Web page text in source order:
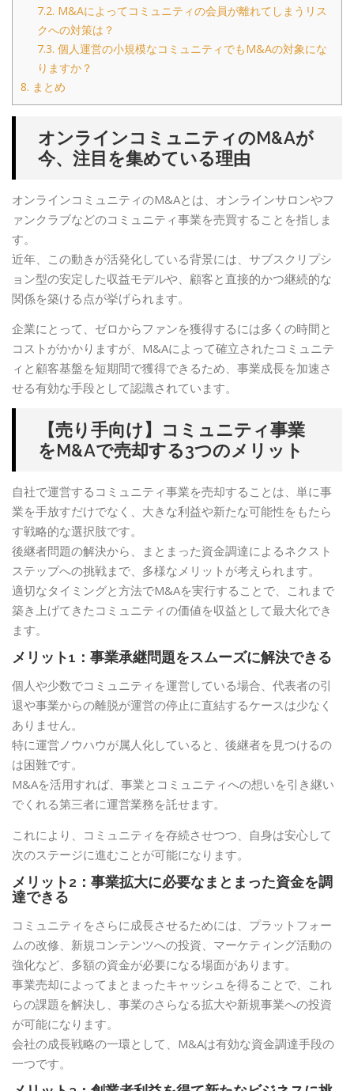
7.2. M&Aによってコミュニティの会員が離れてしまうリス
クへの対策は？
7.3. 個人運営の小規模なコミュニティでもM&Aの対象にな
りますか？
8. まとめ
オンラインコミュニティのM&Aが
今、注目を集めている理由
オンラインコミュニティのM&Aとは、オンラインサロンやフ
ァンクラブなどのコミュニティ事業を売買することを指しま
す。
近年、この動きが活発化している背景には、サブスクリプシ
ョン型の安定した収益モデルや、顧客と直接的かつ継続的な
関係を築ける点が挙げられます。
企業にとって、ゼロからファンを獲得するには多くの時間と
コストがかかりますが、M&Aによって確立されたコミュニテ
ィと顧客基盤を短期間で獲得できるため、事業成長を加速さ
せる有効な手段として認識されています。
【売り手向け】コミュニティ事業
をM&Aで売却する3つのメリット
自社で運営するコミュニティ事業を売却することは、単に事
業を手放すだけでなく、大きな利益や新たな可能性をもたら
す戦略的な選択肢です。
後継者問題の解決から、まとまった資金調達によるネクスト
ステップへの挑戦まで、多様なメリットが考えられます。
適切なタイミングと方法でM&Aを実行することで、これまで
築き上げてきたコミュニティの価値を収益として最大化でき
ます。
メリット1：事業承継問題をスムーズに解決できる
個人や少数でコミュニティを運営している場合、代表者の引
退や事業からの離脱が運営の停止に直結するケースは少なく
ありません。
特に運営ノウハウが属人化していると、後継者を見つけるの
は困難です。
M&Aを活用すれば、事業とコミュニティへの想いを引き継い
でくれる第三者に運営業務を託せます。
これにより、コミュニティを存続させつつ、自身は安心して
次のステージに進むことが可能になります。
メリット2：事業拡大に必要なまとまった資金を調
達できる
コミュニティをさらに成長させるためには、プラットフォー
ムの改修、新規コンテンツへの投資、マーケティング活動の
強化など、多額の資金が必要になる場面があります。
事業売却によってまとまったキャッシュを得ることで、これ
らの課題を解決し、事業のさらなる拡大や新規事業への投資
が可能になります。
会社の成長戦略の一環として、M&Aは有効な資金調達手段の
一つです。